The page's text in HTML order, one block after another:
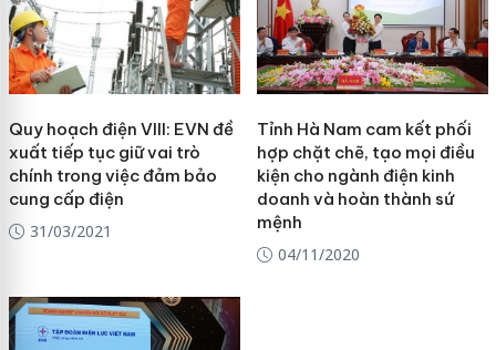
Quy hoạch điện VIII: EVN đề
xuất tiếp tục giữ vai trò
chính trong việc đảm bảo
cung cấp điện
31/03/2021
Tỉnh Hà Nam cam kết phối
hợp chặt chẽ, tạo mọi điều
kiện cho ngành điện kinh
doanh và hoàn thành sứ
mệnh
04/11/2020